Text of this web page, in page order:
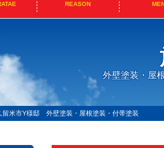
REASON
外壁塗装・屋
留米市Y様邸 外壁塗装・屋根塗装・付帯塗装